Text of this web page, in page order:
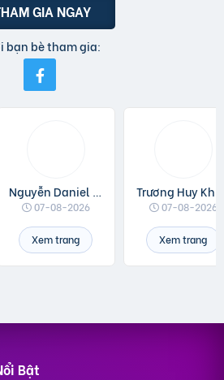
GIA NGAY
bạn bè tham gia:
Nguyễn Daniel Minh
07-08-2026
Xem trang
07-08-2026
Xem trang
Bật